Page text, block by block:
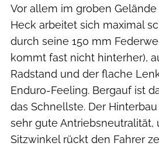
Vor allem im groben Gelände
Heck arbeitet sich maximal
durch seine 150 mm
kommt fast nicht hinterher),
Radstand und der flache
Enduro-Feeling. Bergauf ist
das Schnellste. Der
sehr gute Antriebsneutralität,
Sitzwinkel rückt den Fahrer